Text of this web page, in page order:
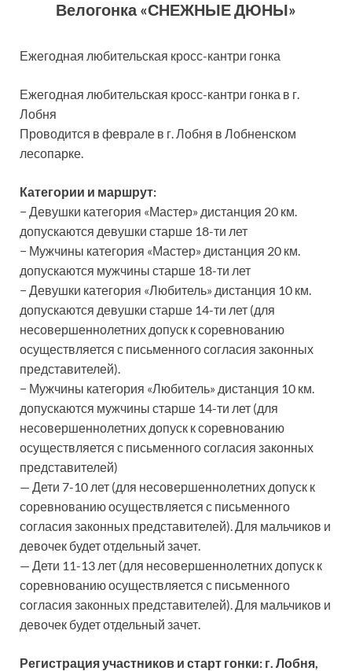
Велогонка «СНЕЖНЫЕ ДЮНЫ»
Ежегодная любительская кросс-кантри гонка
Ежегодная любительская кросс-кантри гонка в г.
Лобня
Проводится в феврале в г. Лобня в Лобненском
лесопарке.
Категории и маршрут:
− Девушки категория «Мастер» дистанция 20 км.
допускаются девушки старше 18-ти лет
− Мужчины категория «Мастер» дистанция 20 км.
допускаются мужчины старше 18-ти лет
− Девушки категория «Любитель» дистанция 10 км.
допускаются девушки старше 14-ти лет (для
несовершеннолетних допуск к соревнованию
осуществляется с письменного согласия законных
представителей).
− Мужчины категория «Любитель» дистанция 10 км.
допускаются мужчины старше 14-ти лет (для
несовершеннолетних допуск к соревнованию
осуществляется с письменного согласия законных
представителей)
— Дети 7-10 лет (для несовершеннолетних допуск к
соревнованию осуществляется с письменного
согласия законных представителей). Для мальчиков и
девочек будет отдельный зачет.
— Дети 11-13 лет (для несовершеннолетних допуск к
соревнованию осуществляется с письменного
согласия законных представителей). Для мальчиков и
девочек будет отдельный зачет.
Регистрация участников и старт гонки: г. Лобня,